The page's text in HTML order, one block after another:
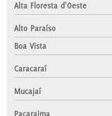
Alta Floresta d'Oeste
Alto Paraíso
Boa Vista
Caracaraí
Mucajaí
Pacaraima